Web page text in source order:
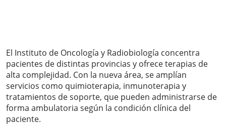
El Instituto de Oncología y Radiobiología concentra
pacientes de distintas provincias y ofrece terapias de
alta complejidad. Con la nueva área, se amplían
servicios como quimioterapia, inmunoterapia y
tratamientos de soporte, que pueden administrarse de
forma ambulatoria según la condición clínica del
paciente.